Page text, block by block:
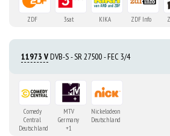
ZDF 3sat KIKA ZDF Info
11973 VDVB-S - SR 27500 - FEC 3/4
Comedy
Central
Deutschland
MTV
Germany
+1
Nickelodeon
Deutschland